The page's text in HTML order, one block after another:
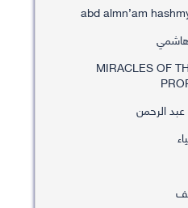
MIRACLES OF
الرحمن